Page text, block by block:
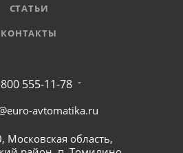
СТАТЬИ
КОНТАКТЫ
555-11-78
avtomatika.ru
Московская область,